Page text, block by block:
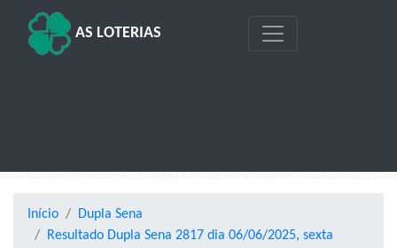
AS LOTERIAS
Início
Dupla Sena
Resultado Dupla Sena 2817 dia 06/06/2025, sexta